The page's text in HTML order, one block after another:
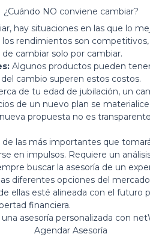
¿Cuándo NO conviene cambiar?
hay situaciones en las que lo
los rendimientos son
cambiar solo por cambiar.
Algunos productos pueden
cambio superen estos costos.
de tu edad de jubilación, un
de un nuevo plan se
propuesta no es
las más importantes que
en impulsos. Requiere un
buscar la asesoría de un
diferentes opciones del
ellas esté alineada con el futuro
financiera.
asesoría personalizada con
Agendar Asesoría